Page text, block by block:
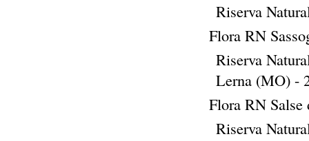
Riserva
Flora RN
Riserva
Lerna (MO) -
Flora RN
Riserva